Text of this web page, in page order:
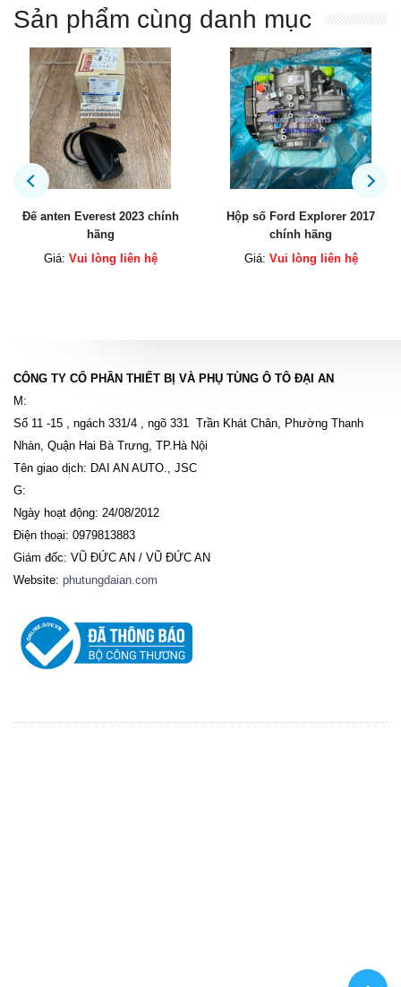
Sản phẩm cùng danh mục
Đế anten Everest 2023 chính
hãng
Giá: Vui lòng liên hệ
Hộp số Ford Explorer 2017
chính hãng
Giá: Vui lòng liên hệ
CÔNG TY CỔ PHẦN THIẾT BỊ VÀ PHỤ TÙNG Ô TÔ ĐẠI AN
M:
Số 11 -15 , ngách 331/4 , ngõ 331 Trần Khát Chân, Phường Thanh
Nhàn, Quận Hai Bà Trưng, TP.Hà Nội
Tên giao dịch: DAI AN AUTO., JSC
G:
Ngày hoạt động: 24/08/2012
Điện thoại: 0979813883
Giám đốc: VŨ ĐỨC AN / VŨ ĐỨC AN
Website: phutungdaian.com